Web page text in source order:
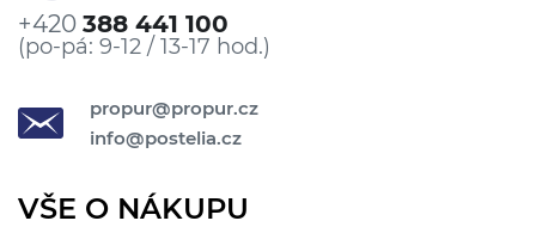
+420 388 441 100
(po-pá: 9-12 / 13-17 hod.)
propur@propur.cz
info@postelia.cz
VŠE O NÁKUPU